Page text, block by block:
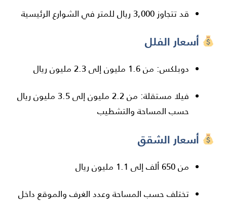
قد تتجاوز 3,000 ريال للمتر في الشوارع الرئيسية
أسعار الفلل
دوبلكس: من 1.6 مليون إلى 2.3 مليون ريال
فيلا مستقلة: من 2.2 مليون إلى 3.5 مليون ريال
حسب المساحة والتشطيب
أسعار الشقق
من 650 ألف إلى 1.1 مليون ريال
تختلف حسب المساحة وعدد الغرف والموقع داخل